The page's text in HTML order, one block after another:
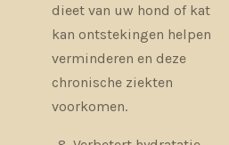
dieet van uw hond of kat
kan ontstekingen helpen
verminderen en deze
chronische ziekten
voorkomen.